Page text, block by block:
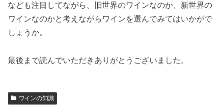
なども注目してながら、旧世界のワインなのか、新世界の
ワインなのかと考えながらワインを選んでみてはいかがで
しょうか。
最後まで読んでいただきありがとうございました。
ワインの知識